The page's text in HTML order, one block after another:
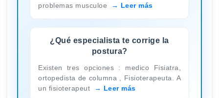
problemas musculoe
Leer más
¿Qué especialista te corrige la
postura?
Existen tres opciones : medico Fisiatra,
ortopedista de columna , Fisioterapeuta. A
un fisioterapeut
Leer más